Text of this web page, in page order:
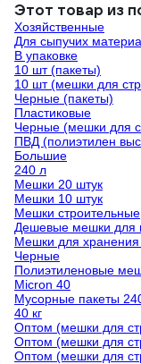
Этот товар из
Хозяйственные
Для сыпучих
В упаковке
10 шт (пакеты)
10 шт (мешки для
Черные (пакеты)
Пластиковые
Черные (мешки для
ПВД (полиэтилен
Большие
240 л
Мешки 20 штук
Мешки 10 штук
Мешки строительные
Дешевые мешки для
Мешки для хранения
Черные
Полиэтиленовые
Micron 40
Мусорные пакеты
40 кг
Оптом (мешки для
Оптом (мешки для
Оптом (мешки для